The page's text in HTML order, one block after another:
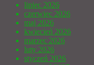
lipiec 2026
czerwiec 2026
maj 2026
kwiecień 2026
marzec 2026
luty 2026
styczeń 2026